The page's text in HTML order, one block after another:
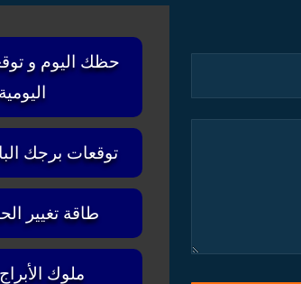
حظك اليوم و
اليومية
توقعات برجك
طاقة تغيير
ملوك